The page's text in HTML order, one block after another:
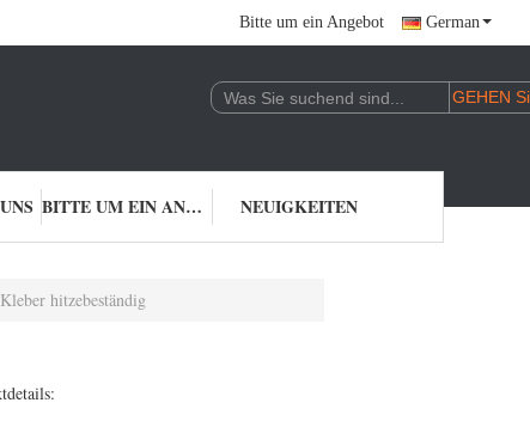
Bitte um ein Angebot German
BITTE UM EIN ANGEBOT NEUIGKEITEN
hitzebeständig